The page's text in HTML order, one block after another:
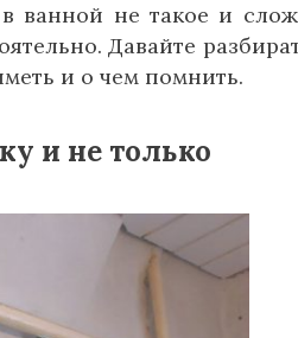
ванной не такое и
Давайте
и о чем помнить.
и не только